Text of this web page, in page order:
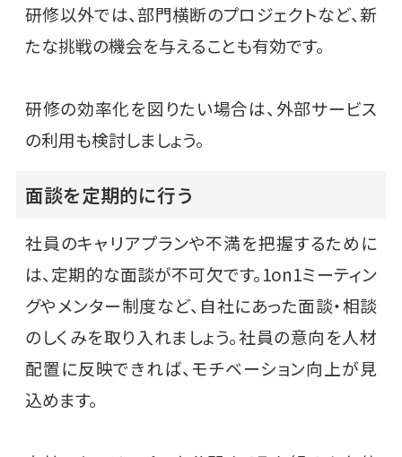
研修以外では、部門横断のプロジェクトなど、新
たな挑戦の機会を与えることも有効です。
研修の効率化を図りたい場合は、外部サービス
の利用も検討しましょう。
面談を定期的に行う
社員のキャリアプランや不満を把握するために
は、定期的な面談が不可欠です。1on1ミーティン
グやメンター制度など、自社にあった面談・相談
のしくみを取り入れましょう。社員の意向を人材
配置に反映できれば、モチベーション向上が見
込めます。